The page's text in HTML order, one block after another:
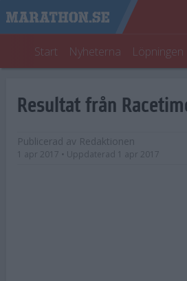
Start Nyheterna Löpningen
Resultat från
Publicerad av Redaktionen
1 apr 2017 • Uppdaterad 1 apr 2017